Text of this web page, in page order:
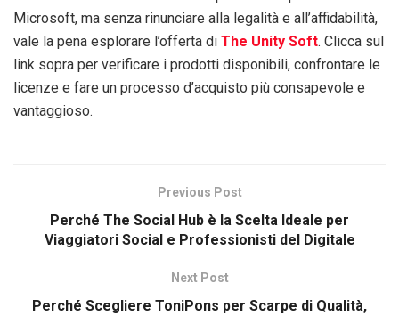
Microsoft, ma senza rinunciare alla legalità e all’affidabilità,
vale la pena esplorare l’offerta di The Unity Soft. Clicca sul
link sopra per verificare i prodotti disponibili, confrontare le
licenze e fare un processo d’acquisto più consapevole e
vantaggioso.
Previous Post
Perché The Social Hub è la Scelta Ideale per
Viaggiatori Social e Professionisti del Digitale
Next Post
Perché Scegliere ToniPons per Scarpe di Qualità,